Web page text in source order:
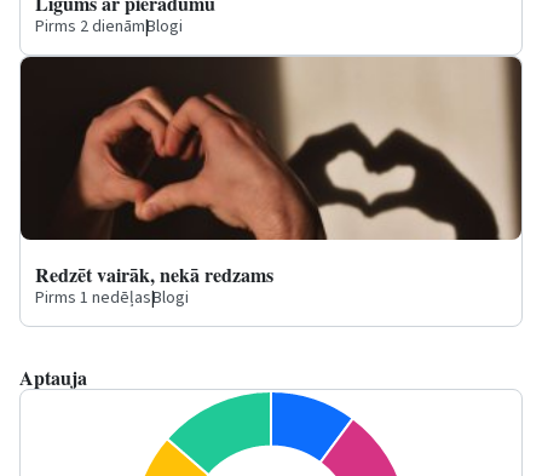
Pirms 2 dienām|Blogi
Redzēt vairāk, nekā redzams
Pirms 1 nedēļas|Blogi
Aptauja